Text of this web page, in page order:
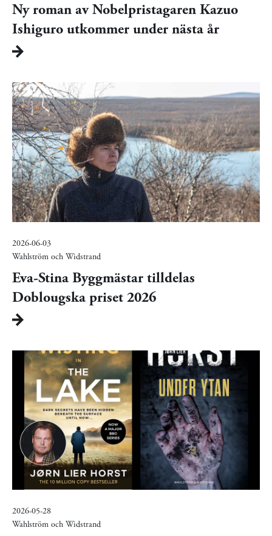
Ny roman av Nobelpristagaren Kazuo
Ishiguro utkommer under nästa år
2026-06-03
Wahlström och Widstrand
Eva-Stina Byggmästar tilldelas
Doblougska priset 2026
2026-05-28
Wahlström och Widstrand